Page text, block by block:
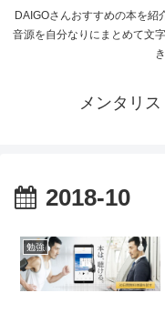
DAIGOさんおすすめの本を
音源を自分なりにまとめて文
メンタリ
2018-10
勉強